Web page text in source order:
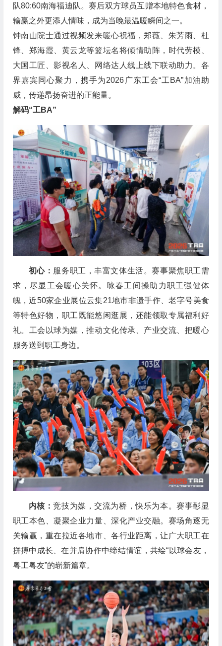
队80:60南海福迪队。赛后双方球员互赠本地特色食材，
输赢之外更添人情味，成为当晚最温暖瞬间之一。
钟南山院士通过视频发来暖心祝福，郑薇、朱芳雨、杜
锋、郑海霞、黄云龙等篮坛名将倾情助阵，时代劳模、
大国工匠、影视名人、网络达人线上线下联动助力。各
界嘉宾同心聚力，携手为2026广东工会“工BA”加油助
威，传递昂扬奋进的正能量。
解码“工BA”
初心： 服务职工，丰富文体生活。赛事聚焦职工需
求，尽显工会暖心关怀。咏春工间操助力职工强健体
魄，近50家企业展位云集21地市非遗手作、老字号美食
等特色好物，职工既能悠闲逛展，还能领取专属福利好
礼。工会以球为媒，推动文化传承、产业交流、把暖心
服务送到职工身边。
内核：竞技为媒，交流为桥，快乐为本。赛事彰显
职工本色、凝聚企业力量、深化产业交融。赛场角逐无
关输赢，重在拉近各地市、各行业距离，让广大职工在
拼搏中成长、在并肩协作中缔结情谊，共绘“以球会友，
粤工粤友”的崭新篇章。